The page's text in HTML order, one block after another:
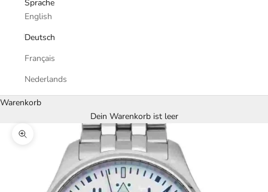
Sprache
English
Deutsch
Français
Nederlands
Warenkorb
Dein Warenkorb ist leer
Bild vergrößern